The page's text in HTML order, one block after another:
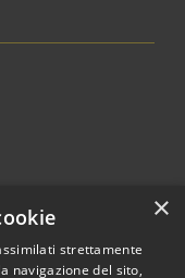
×
strettamente
navigazione del sito,